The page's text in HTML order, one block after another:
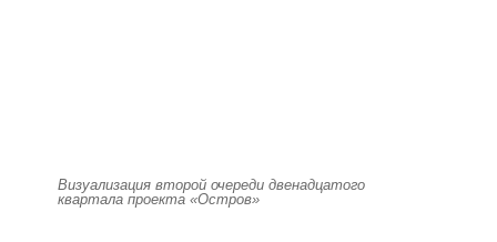
Визуализация второй очереди двенадцатого
квартала проекта «Остров»